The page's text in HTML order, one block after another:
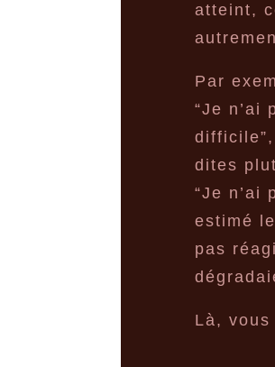
atteint,
Par
“Je n’ai
difficile”,
dites
“Je n’ai
estimé
pas
Là,